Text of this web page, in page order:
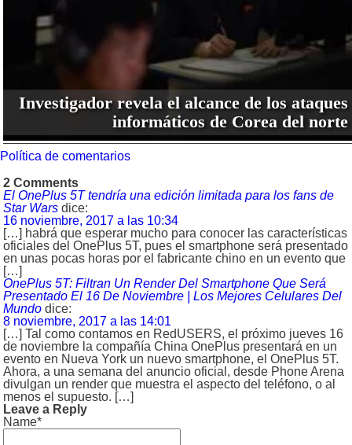
Investigador revela el alcance de los ataques
informáticos de Corea del norte
Política de comentarios
2 Comments
El OnePlus 5T tendría una edición limitada para los fans de
Star Wars dice:
16 noviembre, 2017 a las 10:34
[…] habrá que esperar mucho para conocer las características
oficiales del OnePlus 5T, pues el smartphone será presentado
en unas pocas horas por el fabricante chino en un evento que
[…]
OnePlus 5T: Filtran Un Render Del Smartphone Que Será
Presentado El 16 De Noviembre | Los Mejores Celulares Del
Mundo dice:
8 noviembre, 2017 a las 14:01
[…] Tal como contamos en RedUSERS, el próximo jueves 16
de noviembre la compañía China OnePlus presentará en un
evento en Nueva York un nuevo smartphone, el OnePlus 5T.
Ahora, a una semana del anuncio oficial, desde Phone Arena
divulgan un render que muestra el aspecto del teléfono, o al
menos el supuesto. […]
Leave a Reply
Name*